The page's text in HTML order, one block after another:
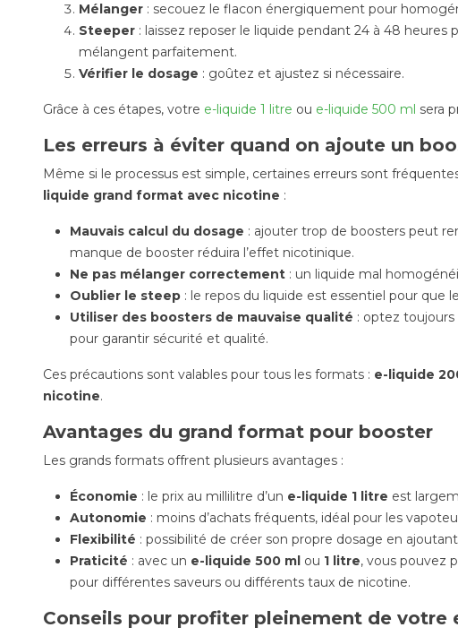
1er février 2026 : les
prix du tabac
augmentent encore,
déjà à 13 €
Publié dans: Les Actu
23/01/2026
vues
Le 1er février 2026, une
nouvelle augmentation des
officiellement en vigueur en
France.Cette...
Lire la suite
E-liquide 1L prêt à
vaper premium : enfin
le grand format haut
de gamme
26/12/2025
429vues
La vape sans compromis
Vous aimez vos flacons 10ml
saveurs et vos 50ml pour
votre...
Lire la suite
26/12/
1er
Mélanger : secouez le flacon énergiquement pour
Steeper : laissez reposer le liquide pendant 24 à 48 heures
mélangent parfaitement.
Vérifier le dosage : goûtez et ajustez si nécessaire.
Grâce à ces étapes, votre e-liquide 1 litre ou e-liquide 500 ml sera
Les erreurs à éviter quand on ajoute un
Même si le processus est simple, certaines erreurs sont
liquide grand format avec nicotine :
Mauvais calcul du dosage : ajouter trop de boosters peut
manque de booster réduira l’effet nicotinique.
Ne pas mélanger correctement : un liquide mal
Oublier le steep : le repos du liquide est essentiel pour que
Utiliser des boosters de mauvaise qualité : optez
pour garantir sécurité et qualité.
Ces précautions sont valables pour tous les formats : e-liquide
nicotine.
Avantages du grand format pour booster
Les grands formats offrent plusieurs avantages :
Économie : le prix au millilitre d’un e-liquide 1 litre est
Autonomie : moins d’achats fréquents, idéal pour les
Flexibilité : possibilité de créer son propre dosage en
Praticité : avec un e-liquide 500 ml ou 1 litre, vous pouvez
pour différentes saveurs ou différents taux de nicotine.
Conseils pour profiter pleinement de votre